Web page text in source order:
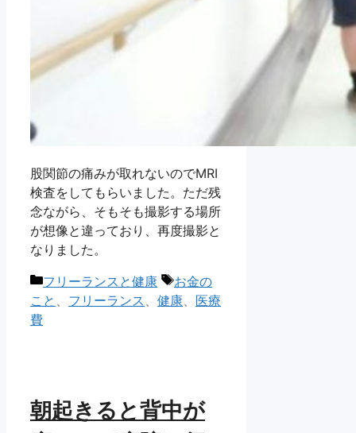
股関節の痛みが取れないのでMRI
検査をしてもらいました。ただ残
念ながら、そもそも撮影する場所
が想像と違っており、再度撮影と
なりました。
カ
テ
ゴ
フリーランスと健康
タ
グ
お金の
こと 、 フリーランス 、 健康、 医療
費
朝起きると背中が